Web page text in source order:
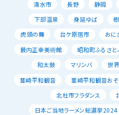
清水市
長野 静岡
下部温泉
身延ゆば
虎頭の舞
台ケ原宿市 おに
薮内正幸美術館
昭和町ふるさと
和太鼓
マリンバ
世
韮崎平和観音
韮崎平和観音おそ
北杜市フラダンス
日本ご当地ラーメン総選挙2024